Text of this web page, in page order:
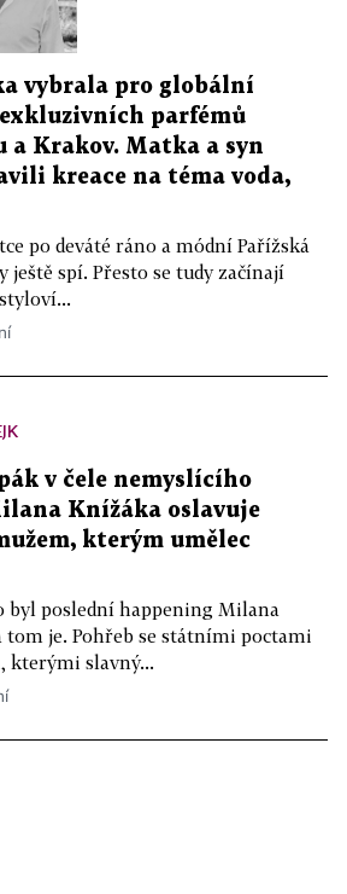
vybrala pro globální
parfémů
a Krakov. Matka a syn
kreace na téma voda,
po deváté ráno a módní Pařížská
ještě spí. Přesto se tudy začínají
v čele nemyslícího
Knížáka oslavuje
kterým umělec
poslední happening Milana
tom je. Pohřeb se státními poctami
kterými slavný...